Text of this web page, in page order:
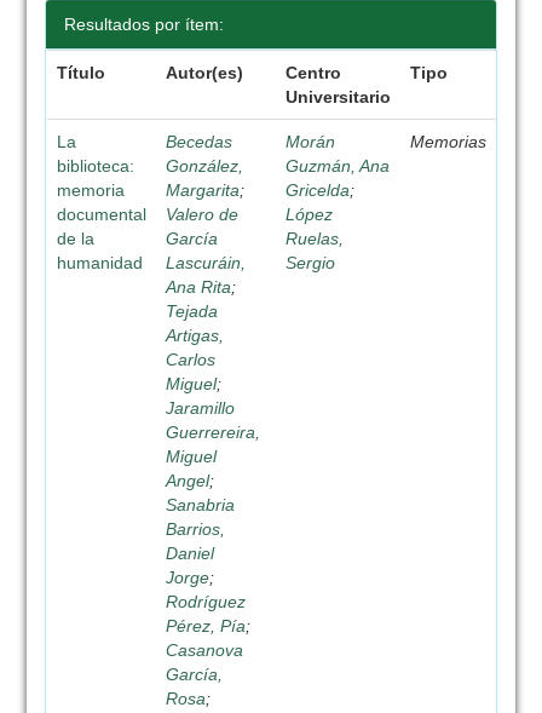
Resultados por ítem:
Título Autor(es)
Centro
Universitario
Tipo
La
biblioteca:
memoria
documental
de la
humanidad
Becedas
González,
Margarita;
Valero de
García
Lascuráin,
Ana Rita;
Tejada
Artigas,
Carlos
Miguel;
Jaramillo
Guerrereira,
Miguel
Angel;
Sanabria
Barrios,
Daniel
Jorge;
Rodríguez
Pérez, Pía;
Casanova
García,
Rosa;
Morán
Guzmán, Ana
Gricelda;
López
Ruelas,
Sergio
Memorias